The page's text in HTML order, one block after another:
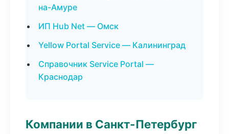
на-Амуре
ИП Hub Net — Омск
Yellow Portal Service — Калининград
Справочник Service Portal —
Краснодар
Компании в Санкт-Петербург